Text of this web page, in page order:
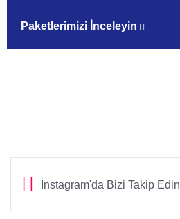
Paketlerimizi İnceleyin
İnstagram'da Bizi Takip Edin